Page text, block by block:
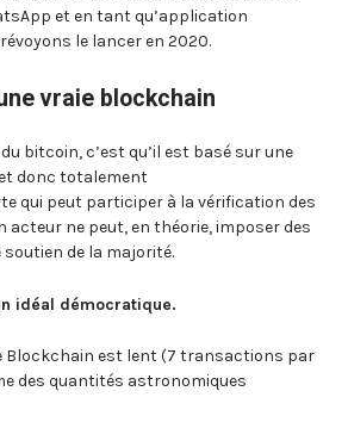
et en tant qu’application
le lancer en 2020.
vraie blockchain
bitcoin, c’est qu’il est basé sur une
donc totalement
qui peut participer à la vérification des
ne peut, en théorie, imposer des
de la majorité.
idéal démocratique.
Blockchain est lent (7 transactions par
des quantités astronomiques